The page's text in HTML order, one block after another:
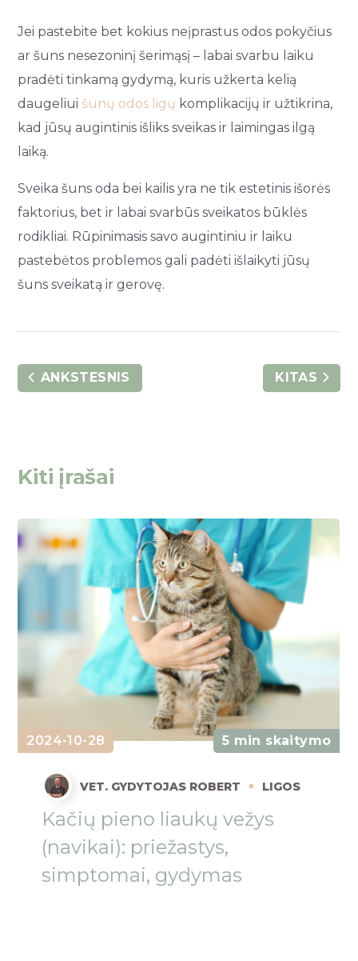
Jei pastebite bet kokius neįprastus odos pokyčius
ar šuns nesezoninį šerimąsį – labai svarbu laiku
pradėti tinkamą gydymą, kuris užkerta kelią
daugeliui šunų odos ligų komplikacijų ir užtikrina,
kad jūsų augintinis išliks sveikas ir laimingas ilgą
laiką.
Sveika šuns oda bei kailis yra ne tik estetinis išorės
faktorius, bet ir labai svarbūs sveikatos būklės
rodikliai. Rūpinimasis savo augintiniu ir laiku
pastebėtos problemos gali padėti išlaikyti jūsų
šuns sveikatą ir gerovę.
ANKSTESNIS KITAS
Kiti įrašai
2024-10-28 5 min skaitymo
VET. GYDYTOJAS ROBERT LIGOS
Kačių pieno liaukų vežys
(navikai): priežastys,
simptomai, gydymas